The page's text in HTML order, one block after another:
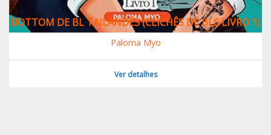
BOTTOM DE BL TAILANDÊS (CLICHÊS DE BLS LIVRO 1)
Paloma Myo
Ver detalhes